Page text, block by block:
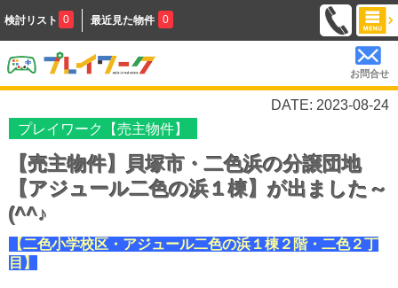
検討リスト 0 最近見た物件 0
お問合せ
DATE: 2023-08-24
プレイワーク【売主物件】
【売主物件】貝塚市・二色浜の分譲団地
【アジュール二色の浜１棟】が出ました～
(^^♪
【二色小学校区・アジュール二色の浜１棟２階・二色２丁
目】